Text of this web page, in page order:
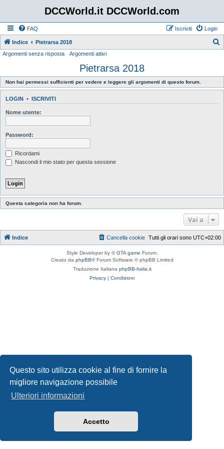
Questo sito utilizza cookie al fine di fornire la
migliore navigazione possibile
Ulteriori informazioni
Accetto
DCCWorld.it DCCWorld.com
FAQ Login
Iscriviti
Indice Pietrarsa 2018
c
a
Argomenti senza risposta Argomenti attivi
Pietrarsa 2018
Non hai permessi sufficienti per vedere e leggere gli argomenti di questo forum.
LOGIN • ISCRIVITI
Nome utente:
Password:
Ricordami
Nascondi il mio stato per questa sessione
Questa categoria non ha forum.
Vai a
Indice Tutti gli orari sono UTC+02:00
Cancella cookie
Style Developer by ©GTA game Forum.
Creato da phpBB® Forum Software © phpBB Limited
Traduzione Italiana phpBB-Italia.it
Privacy | Condizioni